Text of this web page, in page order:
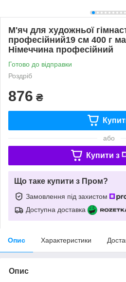
М'яч для художньої
професійний19 см 400 г
Німеччина професійний
Готово до відправки
Роздріб
876 ₴
або
Купити з
Що таке купити з Пром?
Замовлення під захистом
Доступна доставка
Опис Характеристики
Опис